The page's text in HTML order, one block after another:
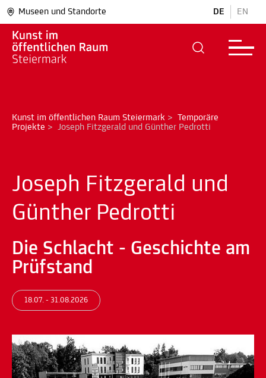
Museen und Standorte DE EN
Kunst im öffentlichen Raum Steiermark > Temporäre
Projekte > Joseph Fitzgerald und Günther Pedrotti
Joseph Fitzgerald und
Günther Pedrotti
Die Schlacht - Geschichte am
Prüfstand
18.07. - 31.08.2026